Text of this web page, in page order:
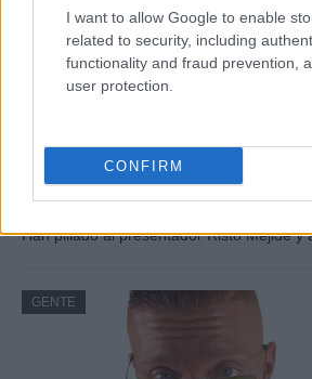
I want to allow Google to enable
related to security, including
functionality and fraud prevention,
user protection.
CONFIRM
Risto Mejide, pillado con su
“Ya no se esconden”
Han pillado al presentador Risto Mejide
GENTE